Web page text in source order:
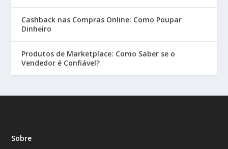
Cashback nas Compras Online: Como Poupar
Dinheiro
Produtos de Marketplace: Como Saber se o
Vendedor é Confiável?
Sobre